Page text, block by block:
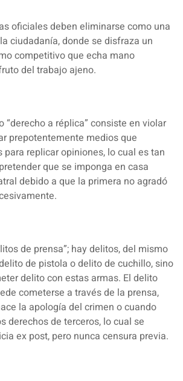
oficiales deben eliminarse como una
ciudadanía, donde se disfraza un
competitivo que echa mano
del trabajo ajeno.
“derecho a réplica” consiste en violar
prepotentemente medios que
para replicar opiniones, lo cual es tan
que se imponga en casa
debido a que la primera no agradó
de prensa”; hay delitos, del mismo
de pistola o delito de cuchillo, sino
delito con estas armas. El delito
cometerse a través de la prensa,
la apología del crimen o cuando
derechos de terceros, lo cual se
ex post, pero nunca censura previa.